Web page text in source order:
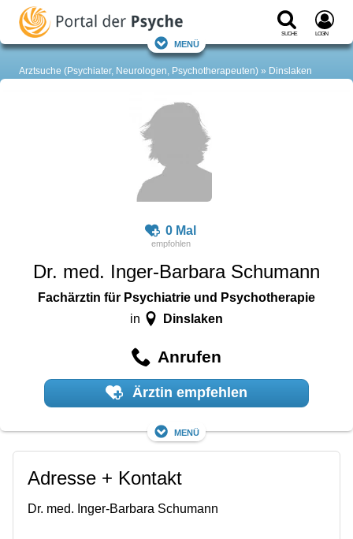
Suche Login
Menü
Arztsuche (Psychiater, Neurologen, Psychotherapeuten) Dinslaken
0 Mal
Dr. med. Inger-Barbara Schumann
Fachärztin für Psychiatrie und Psychotherapie
in Dinslaken
Anrufen
Ärztin empfehlen
Menü
Adresse + Kontakt
Dr. med. Inger-Barbara Schumann